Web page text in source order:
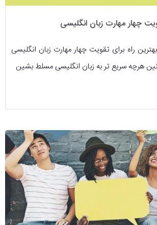
چهار مهارت زبان انگلیسی
راه برای تقویت چهار مهارت زبان انگلیسی
هرچه سریع تر به زبان انگلیسی مسلط بشین